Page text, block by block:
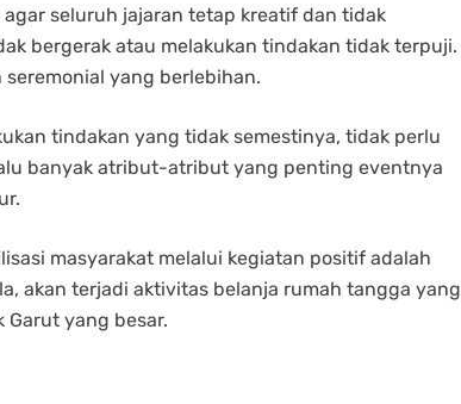
seluruh jajaran tetap kreatif dan tidak
bergerak atau melakukan tindakan tidak terpuji.
yang berlebihan.
tindakan yang tidak semestinya, tidak perlu
banyak atribut-atribut yang penting eventnya
masyarakat melalui kegiatan positif adalah
akan terjadi aktivitas belanja rumah tangga yang
yang besar.